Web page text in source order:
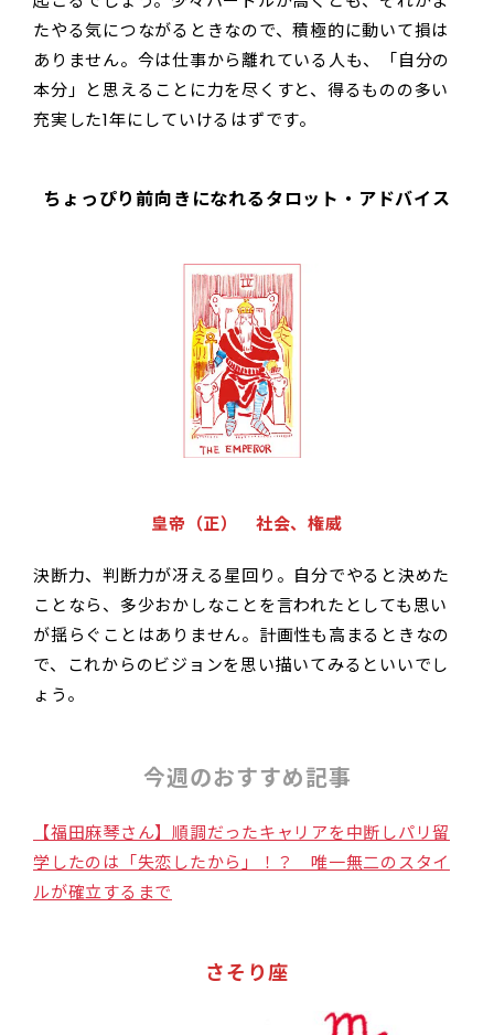
たやる気につながるときなので、積極的に動いて損は
ありません。今は仕事から離れている人も、「自分の
本分」と思えることに力を尽くすと、得るものの多い
充実した1年にしていけるはずです。
ちょっぴり前向きになれるタロット・アドバイス
皇帝（正） 社会、権威
決断力、判断力が冴える星回り。自分でやると決めた
ことなら、多少おかしなことを言われたとしても思い
が揺らぐことはありません。計画性も高まるときなの
で、これからのビジョンを思い描いてみるといいでし
ょう。
今週のおすすめ記事
【福田麻琴さん】順調だったキャリアを中断しパリ留
学したのは「失恋したから」！？ 唯一無二のスタイ
ルが確立するまで
さそり座